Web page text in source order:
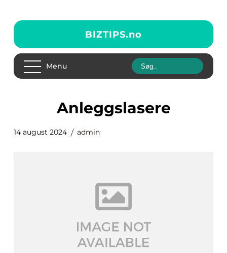
BIZTIPS.no
Menu
anleggslasere
14 august 2024 admin